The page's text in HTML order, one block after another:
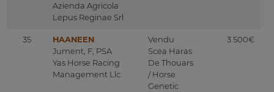
Azienda Agricola
Lepus Reginae Srl
35
HAANEEN
Jument, F, PSA
Yas Horse Racing
Management Llc
Vendu
Scea Haras
De Thouars
/ Horse
Genetic
3 500€